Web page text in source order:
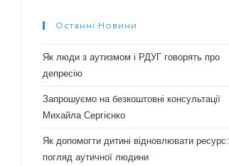
Останні Новини
Як люди з аутизмом і РДУГ говорять про
депресію
Запрошуємо на безкоштовні консультації
Михайла Сергієнко
Як допомогти дитині відновлювати ресурс:
погляд аутичної людини